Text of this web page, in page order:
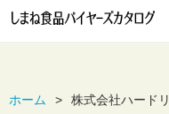
ホーム 株式会社ハード